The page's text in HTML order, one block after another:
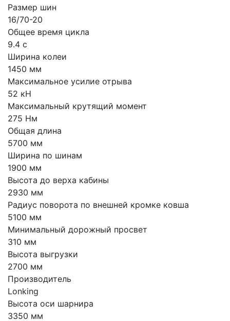
Размер шин
16/70-20
Общее время цикла
9.4 с
Ширина колеи
1450 мм
Максимальное усилие отрыва
52 кН
Максимальный крутящий момент
275 Нм
Общая длина
5700 мм
Ширина по шинам
1900 мм
Высота до верха кабины
2930 мм
Радиус поворота по внешней кромке ковша
5100 мм
Минимальный дорожный просвет
310 мм
Высота выгрузки
2700 мм
Производитель
Lonking
Высота оси шарнира
3350 мм